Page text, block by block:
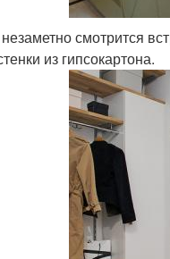
смотрится
из гипсокартона.